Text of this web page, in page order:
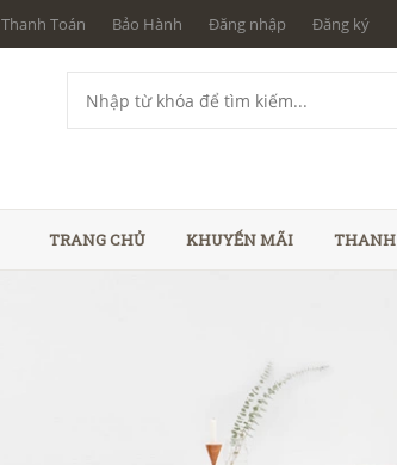
Thanh Toán Bảo Hành Đăng nhập Đăng ký
TRANG CHỦ KHUYẾN MÃI